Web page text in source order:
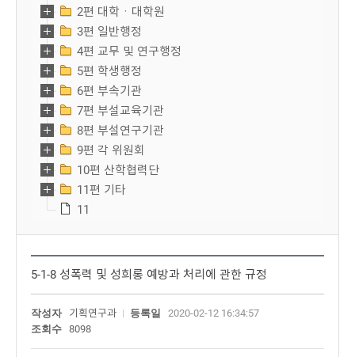
2편 대학ㆍ대학원
3편 일반행정
4편 교무 및 연구행정
5편 학생행정
6편 부속기관
7편 부설교육기관
8편 부설연구기관
9편 각 위원회
10편 산학협력단
11편 기타
11
5-1-8 성폭력 및 성희롱 예방과 처리에 관한 규정
작성자 기획연구과 등록일
2020-02-12 16:34:57
조회수
8098